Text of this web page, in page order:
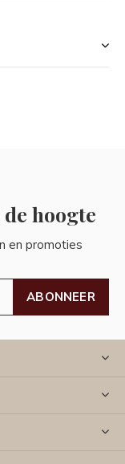
hoogte
en promoties
ABONNEER